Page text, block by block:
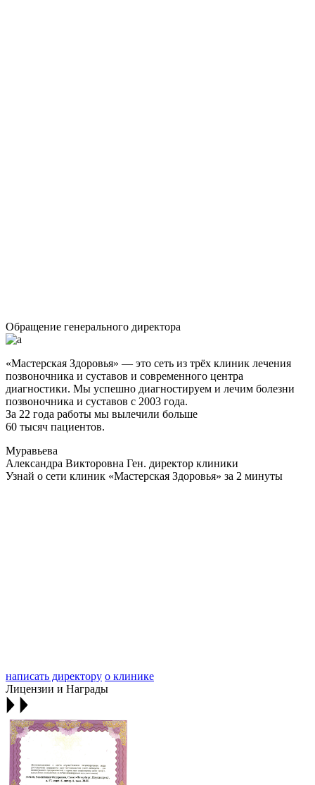
Обращение генерального директора
«Мастерская Здоровья» — это сеть из трёх клиник лечения
позвоночника и суставов и современного центра
диагностики. Мы успешно диагностируем и лечим болезни
позвоночника и суставов с 2003 года.
За 22 года работы мы вылечили больше
60 тысяч пациентов.
Муравьева
Александра Викторовна Ген. директор клиники
Узнай о сети клиник «Мастерская Здоровья» за 2 минуты
написать директору о клинике
Лицензии и Награды